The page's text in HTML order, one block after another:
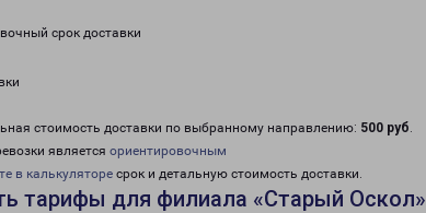
срок доставки
стоимость доставки по выбранному направлению: 500 руб.
является ориентировочным
в калькуляторе срок и детальную стоимость доставки.
тарифы для филиала «Старый Оскол»